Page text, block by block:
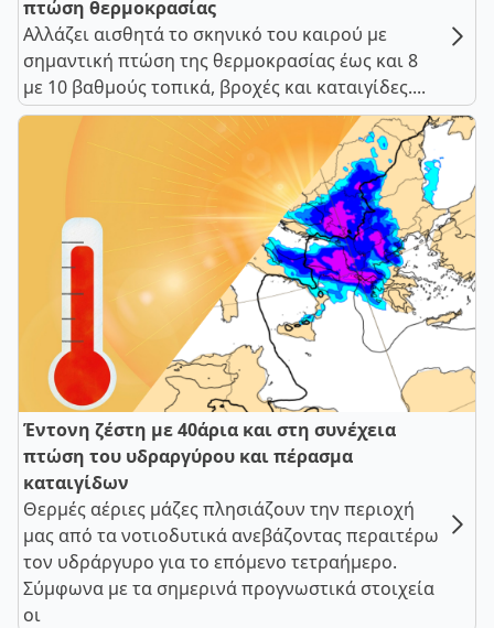
πτώση θερμοκρασίας
Αλλάζει αισθητά το σκηνικό του καιρού με
σημαντική πτώση της θερμοκρασίας έως και 8
με 10 βαθμούς τοπικά, βροχές και καταιγίδες....
Έντονη ζέστη με 40άρια και στη συνέχεια
πτώση του υδραργύρου και πέρασμα
καταιγίδων
Θερμές αέριες μάζες πλησιάζουν την περιοχή
μας από τα νοτιοδυτικά ανεβάζοντας περαιτέρω
τον υδράργυρο για το επόμενο τετραήμερο.
Σύμφωνα με τα σημερινά προγνωστικά στοιχεία
οι